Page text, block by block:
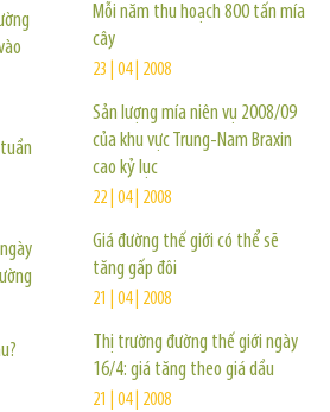
Mỗi năm thu hoạch 800 tấn mía
cây
23 | 04 | 2008
Sản lượng mía niên vụ 2008/09
của khu vực Trung-Nam Braxin
cao kỷ lục
22 | 04 | 2008
Giá đường thế giới có thể sẽ
tăng gấp đôi
21 | 04 | 2008
Thị trường đường thế giới ngày
16/4: giá tăng theo giá dầu
21 | 04 | 2008